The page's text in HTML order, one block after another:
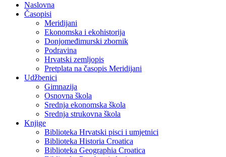
Naslovna
Časopisi
Meridijani
Ekonomska i ekohistorija
Donjomeđimurski zbornik
Podravina
Hrvatski zemljopis
Pretplata na časopis Meridijani
Udžbenici
Gimnazija
Osnovna škola
Srednja ekonomska škola
Srednja strukovna škola
Knjige
Biblioteka Hrvatski pisci i umjetnici
Biblioteka Historia Croatica
Biblioteka Geographia Croatica